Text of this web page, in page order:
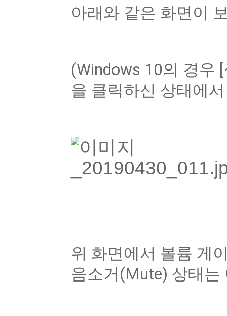
아래와 같은 화면이
(Windows 10의 경우
을 클릭하신 상태에
위 화면에서 볼륨 게
음소거(Mute) 상태는